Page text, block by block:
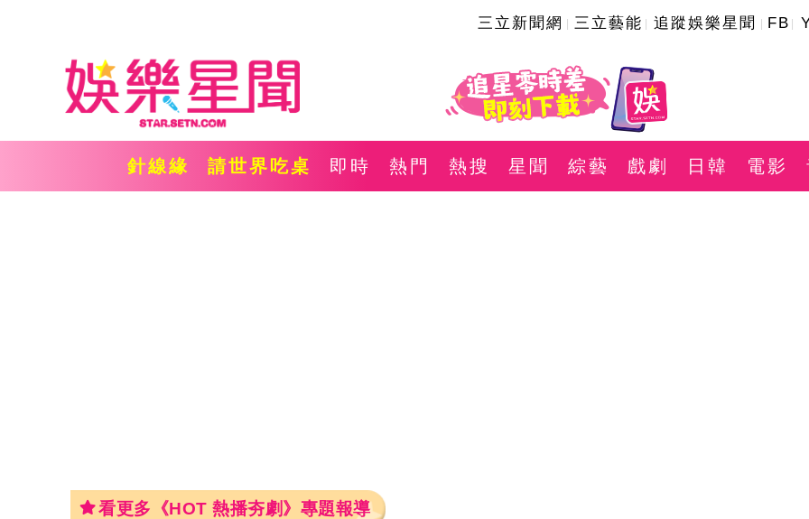
三立新聞網 三立藝能 追蹤娛樂星聞 FB
針線緣 請世界吃桌 即時 熱門 熱搜 星聞 綜藝 戲劇 日韓 電影
看更多《HOT 熱播夯劇》專題報導